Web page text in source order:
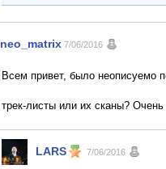
neo_matrix 7/06/2016
Всем привет, было неописуемо
трек-листы или их сканы?
LARS 7/06/2016